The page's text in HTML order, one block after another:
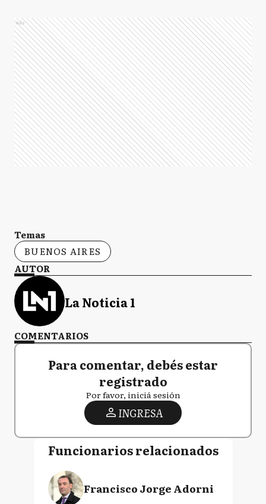
Ads
Temas
BUENOS AIRES
AUTOR
La Noticia 1
COMENTARIOS
Para comentar, debés estar
registrado
Por favor, iniciá sesión
INGRESA
Funcionarios relacionados
Francisco Jorge Adorni